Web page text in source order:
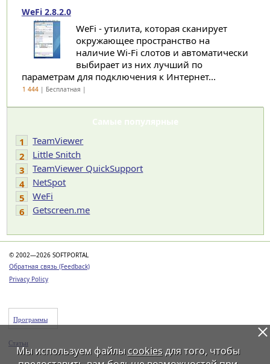
WeFi 2.8.2.0
WeFi - утилита, которая сканирует
окружающее пространство на
наличие Wi-Fi слотов и автоматически
выбирает из них лучший по
параметрам для подключения к Интернет...
1 444| Бесплатная |
Самые популярные
1
TeamViewer
2
Little Snitch
3
TeamViewer QuickSupport
4
NetSpot
5
WeFi
6
Getscreen.me
© 2002—2026 SOFTPORTAL
Обратная связь (Feedback)
Privacy Policy
Программы
Статьи
Мы используем файлы cookiesдля того, чтобы